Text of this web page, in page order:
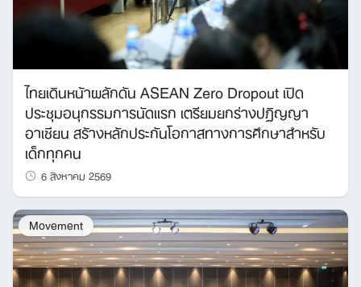
ไทยเดินหน้าผลักดัน ASEAN Zero Dropout เปิด
ประชุมอนุกรรมการนัดแรก เตรียมยกร่างปฏิญญา
อาเซียน สร้างหลักประกันโอกาสทางการศึกษาสำหรับ
เด็กทุกคน
6 สิงหาคม 2569
Movement